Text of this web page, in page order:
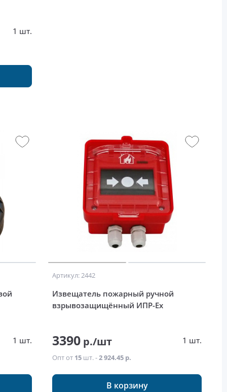
1 шт.
1 шт.
Артикул: 2442
Извещатель пожарный ручной
взрывозащищённый ИПР-Ex
3390 р./шт 1 шт.
Опт от 15 шт. -2 924.45 р.
В корзину